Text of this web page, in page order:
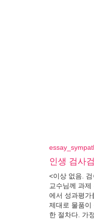
인생 검사
<이상 없음.
교수님께 과
에서 성과평가
제대로 물품이
한 절차다. 가